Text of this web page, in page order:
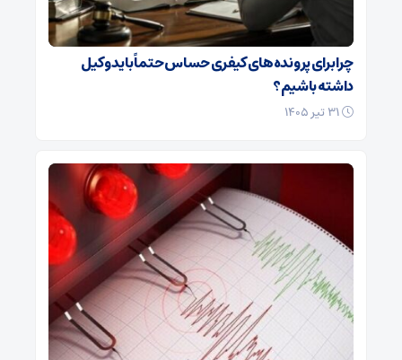
چرا برای پرونده‌های کیفری حساس حتماً باید وکیل
داشته باشیم؟